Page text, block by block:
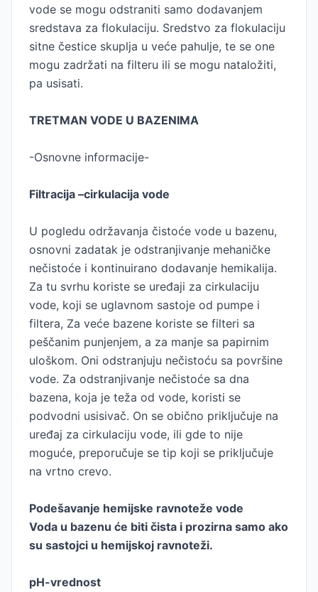
vode se mogu odstraniti samo dodavanjem
sredstava za flokulaciju. Sredstvo za flokulaciju
sitne čestice skuplja u veće pahulje, te se one
mogu zadržati na filteru ili se mogu nataložiti,
pa usisati.
TRETMAN VODE U BAZENIMA
-Osnovne informacije-
Filtracija –cirkulacija vode
U pogledu održavanja čistoće vode u bazenu,
osnovni zadatak je odstranjivanje mehaničke
nečistoće i kontinuirano dodavanje hemikalija.
Za tu svrhu koriste se uređaji za cirkulaciju
vode, koji se uglavnom sastoje od pumpe i
filtera, Za veće bazene koriste se filteri sa
peščanim punjenjem, a za manje sa papirnim
uloškom. Oni odstranjuju nečistoću sa površine
vode. Za odstranjivanje nečistoće sa dna
bazena, koja je teža od vode, koristi se
podvodni usisivač. On se obično priključuje na
uređaj za cirkulaciju vode, ili gde to nije
moguće, preporučuje se tip koji se priključuje
na vrtno crevo.
Podešavanje hemijske ravnoteže vode
Voda u bazenu će biti čista i prozirna samo ako
su sastojci u hemijskoj ravnoteži.
pH-vrednost